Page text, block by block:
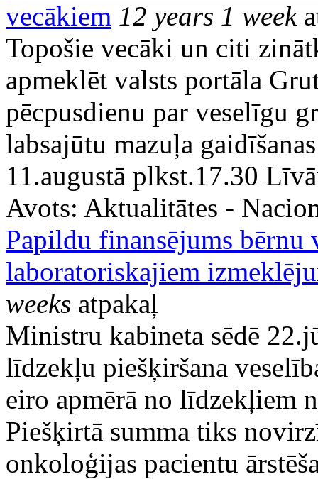
vecākiem 12 years 1 week
Topošie vecāki un citi
apmeklēt valsts portāla
pēcpusdienu par veselīgu
labsajūtu mazuļa
11.augustā plkst.17.30
Avots: Aktualitātes -
Papildu finansējums bērnu
laboratoriskajiem
weeks atpakaļ
Ministru kabineta sēdē
līdzekļu piešķiršana
eiro apmērā no līdzekļiem
Piešķirtā summa tiks
onkoloģijas pacientu